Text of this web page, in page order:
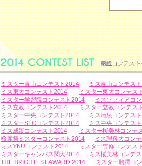
ミスター青山コンテスト2014 ミス青山コンテス
ミス東大コンテスト2014
ミスター東大コンテス
ミスター学習院コンテスト2014
ミスソフィアコ
ミス立教コンテスト2014
ミスター立教コンテス
ミスター中央コンテスト2014
ミス清泉コンテス
ミスターSFCコンテスト2014
ミス中央コンテス
ミス成蹊コンテスト2014
ミスター桜美林コンテ
桜麗祭ミスターコンテスト2014
ミス理科大コン
ミスYNUコンテスト2014
ミスター専修コンテス
ミスターキャンパス関大2014
ミス桜美林コンテ
THE BRIGHTEST AWARD 2014
ミスター駒澤コ